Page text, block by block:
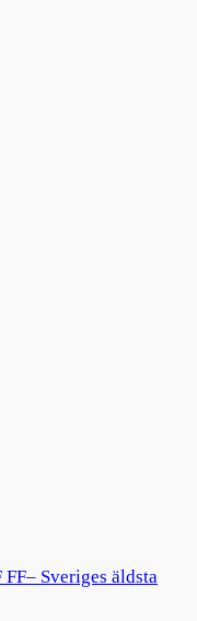
Sveriges äldsta